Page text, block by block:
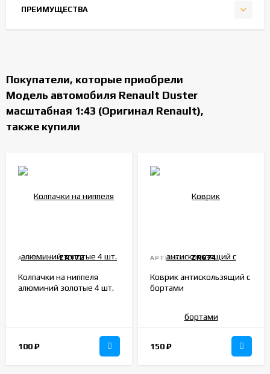
ПРЕИМУЩЕСТВА
Покупатели, которые приобрели
Модель автомобиля Renault Duster
масштабная 1:43 (Оригинал Renault),
также купили
АРТИКУЛ: ZR172
Колпачки на ниппеля
алюминий золотые 4 шт.
100₽
АРТИКУЛ: ZR074
Коврик антискользящий с
бортами
150₽